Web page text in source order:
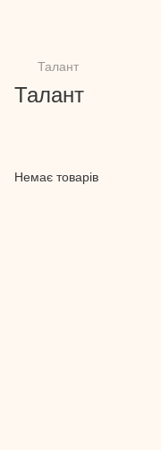
Талант
Талант
Немає товарів